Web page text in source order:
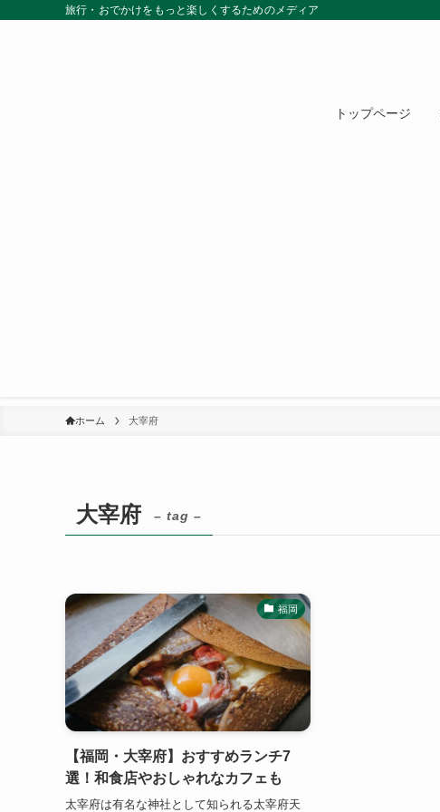
旅行・おでかけをもっと楽しくするためのメディア
トップページ
ホーム 大宰府
大宰府 – tag –
福岡
【福岡・大宰府】おすすめランチ7
選！和食店やおしゃれなカフェも
太宰府は有名な神社として知られる太宰府天